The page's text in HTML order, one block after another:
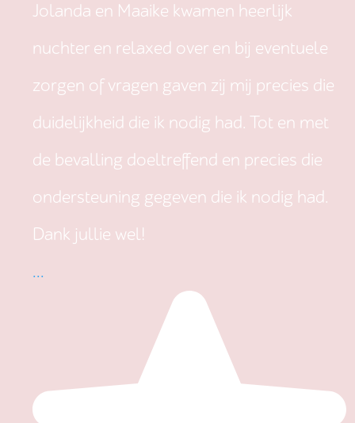
Jolanda en Maaike kwamen heerlijk
nuchter en relaxed over en bij eventuele
zorgen of vragen gaven zij mij precies die
duidelijkheid die ik nodig had. Tot en met
de bevalling doeltreffend en precies die
ondersteuning gegeven die ik nodig had.
Dank jullie wel!
...